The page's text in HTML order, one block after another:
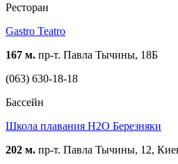
Ресторан
Gastro Teatro
167 м. пр-т. Павла Тычины, 18Б
(063) 630-18-18
Бассейн
Школа плавания H2O Березняки
202 м. пр-т. Павла Тычины, 12,